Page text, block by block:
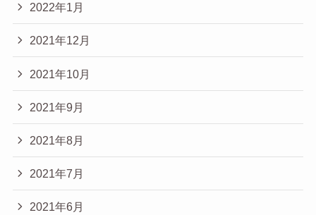
2022年1月
2021年12月
2021年10月
2021年9月
2021年8月
2021年7月
2021年6月